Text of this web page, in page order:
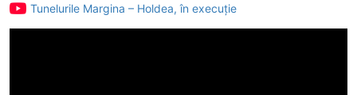
Tunelurile Margina – Holdea, în execuție